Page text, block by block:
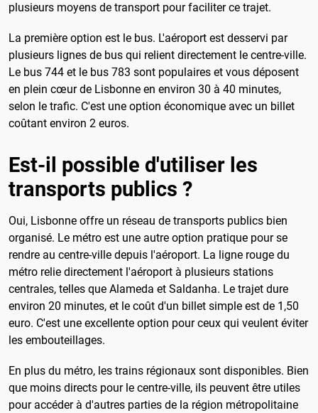
plusieurs moyens de transport pour faciliter ce trajet.
La première option est le bus. L'aéroport est desservi par
plusieurs lignes de bus qui relient directement le centre-ville.
Le bus 744 et le bus 783 sont populaires et vous déposent
en plein cœur de Lisbonne en environ 30 à 40 minutes,
selon le trafic. C'est une option économique avec un billet
coûtant environ 2 euros.
Est-il possible d'utiliser les
transports publics ?
Oui, Lisbonne offre un réseau de transports publics bien
organisé. Le métro est une autre option pratique pour se
rendre au centre-ville depuis l'aéroport. La ligne rouge du
métro relie directement l'aéroport à plusieurs stations
centrales, telles que Alameda et Saldanha. Le trajet dure
environ 20 minutes, et le coût d'un billet simple est de 1,50
euro. C'est une excellente option pour ceux qui veulent éviter
les embouteillages.
En plus du métro, les trains régionaux sont disponibles. Bien
que moins directs pour le centre-ville, ils peuvent être utiles
pour accéder à d'autres parties de la région métropolitaine